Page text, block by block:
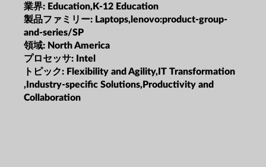
業界: Education,K-12 Education
製品ファミリー: Laptops,lenovo:product-group-
and-series/SP
領域: North America
プロセッサ: Intel
トピック: Flexibility and Agility,IT Transformation
,Industry-specific Solutions,Productivity and
Collaboration